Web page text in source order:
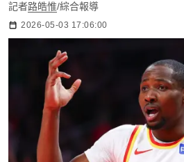
記者路皓惟/綜合報導
2026-05-03 17:06:00